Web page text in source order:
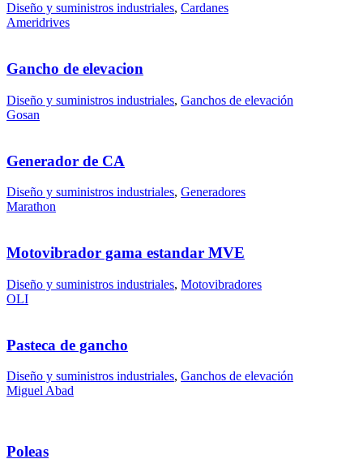
Diseño y suministros industriales, Cardanes
Ameridrives
Gancho de elevacion
Diseño y suministros industriales, Ganchos de elevación
Gosan
Generador de CA
Diseño y suministros industriales, Generadores
Marathon
Motovibrador gama estandar MVE
Diseño y suministros industriales, Motovibradores
OLI
Pasteca de gancho
Diseño y suministros industriales, Ganchos de elevación
Miguel Abad
Poleas